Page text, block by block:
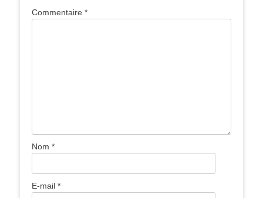
Commentaire *
Nom *
E-mail *